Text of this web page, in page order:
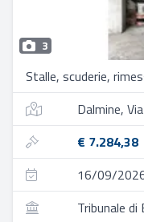
3
Stalle, scuderie,
Dalmine,
€ 7.284,38
16/09/
Tribunale di